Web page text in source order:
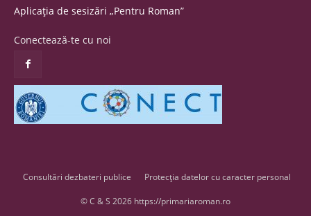
Aplicația de sesizări „Pentru Roman”
Conectează-te cu noi
Consultări dezbateri publice Protecția datelor cu caracter personal
© C & S 2026 https://primariaroman.ro